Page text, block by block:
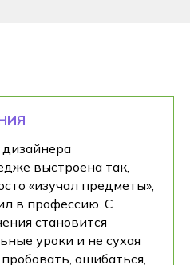
выстроена так,
«изучал предметы»,
в профессию. С
становится
уроки и не сухая
ошибаться,